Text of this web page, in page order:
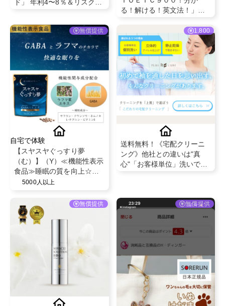
ド」 年利4〜8％＆リスク対
る！解ける！英文法！」販
無償提供
自宅で体験
【スヤスヤぐっすり夢
（む）】（Y）≪機能性表示
食品≫睡眠の質を向上☆ラ
フマ＆GABA配合
5000人以上
1,800
送料無料！《宅配クリーニ
ング》他社との違いは"真
心"「お客様単位」洗いで安
無償提供 無償提供